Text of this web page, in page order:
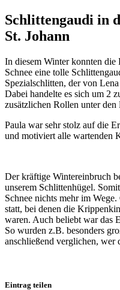
Schlittengaudi in
St. Johann
In diesem Winter konnten
Schnee eine tolle
Spezialschlitten, der von
Dabei handelte es sich um 2
zusätzlichen Rollen unter den
Paula war sehr stolz auf die
und motiviert alle wartenden
Der kräftige Wintereinbruch
unserem Schlittenhügel.
Schnee nichts mehr im
statt, bei denen die
waren. Auch beliebt war das
So wurden z.B. besonders
anschließend verglichen, wer
Eintrag teilen